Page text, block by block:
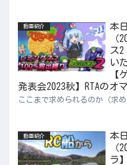
動画紹介
本
（
ス
い
【
発表会2023秋】RTAのオ
ここまで求められるのか（求め
動画紹介
本
（
ラ